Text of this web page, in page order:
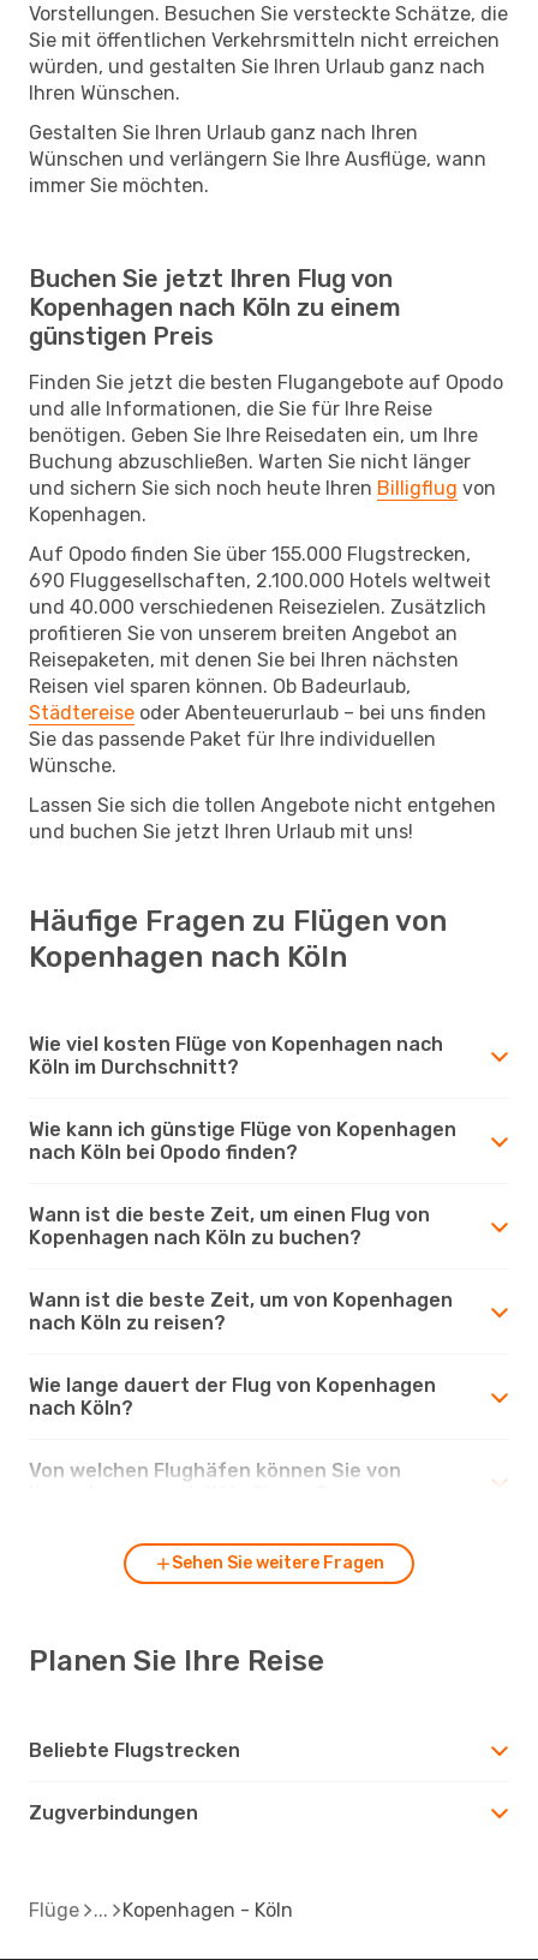
Vorstellungen. Besuchen Sie versteckte Schätze, die
Sie mit öffentlichen Verkehrsmitteln nicht erreichen
würden, und gestalten Sie Ihren Urlaub ganz nach
Ihren Wünschen.
Gestalten Sie Ihren Urlaub ganz nach Ihren
Wünschen und verlängern Sie Ihre Ausflüge, wann
immer Sie möchten.
Buchen Sie jetzt Ihren Flug von
Kopenhagen nach Köln zu einem
günstigen Preis
Finden Sie jetzt die besten Flugangebote auf Opodo
und alle Informationen, die Sie für Ihre Reise
benötigen. Geben Sie Ihre Reisedaten ein, um Ihre
Buchung abzuschließen. Warten Sie nicht länger
und sichern Sie sich noch heute Ihren Billigflug von
Kopenhagen.
Auf Opodo finden Sie über 155.000 Flugstrecken,
690 Fluggesellschaften, 2.100.000 Hotels weltweit
und 40.000 verschiedenen Reisezielen. Zusätzlich
profitieren Sie von unserem breiten Angebot an
Reisepaketen, mit denen Sie bei Ihren nächsten
Reisen viel sparen können. Ob Badeurlaub,
Städtereise oder Abenteuerurlaub – bei uns finden
Sie das passende Paket für Ihre individuellen
Wünsche.
Lassen Sie sich die tollen Angebote nicht entgehen
und buchen Sie jetzt Ihren Urlaub mit uns!
Häufige Fragen zu Flügen von
Kopenhagen nach Köln
Wie viel kosten Flüge von Kopenhagen nach
Köln im Durchschnitt?
Wie kann ich günstige Flüge von Kopenhagen
nach Köln bei Opodo finden?
Wann ist die beste Zeit, um einen Flug von
Kopenhagen nach Köln zu buchen?
Wann ist die beste Zeit, um von Kopenhagen
nach Köln zu reisen?
Wie lange dauert der Flug von Kopenhagen
nach Köln?
Von welchen Flughäfen können Sie von
Sehen Sie weitere Fragen
Planen Sie Ihre Reise
Beliebte Flugstrecken
Zugverbindungen
Flüge Kopenhagen - Köln